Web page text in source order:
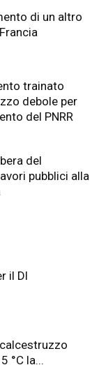
di un altro
trainato
debole per
del PNRR
del
pubblici alla
il Dl
°C la...